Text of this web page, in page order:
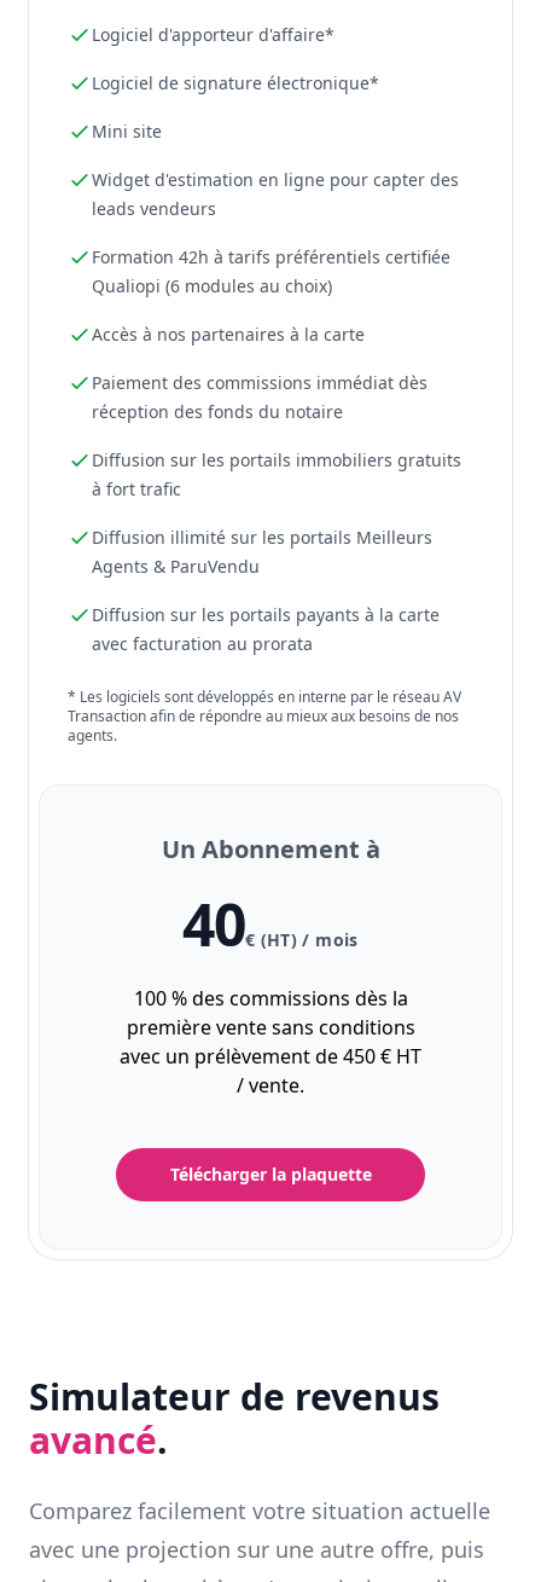
Logiciel d'apporteur d'affaire*
Logiciel de signature électronique*
Mini site
Widget d'estimation en ligne pour capter des
leads vendeurs
Formation 42h à tarifs préférentiels certifiée
Qualiopi (6 modules au choix)
Accès à nos partenaires à la carte
Paiement des commissions immédiat dès
réception des fonds du notaire
Diffusion sur les portails immobiliers gratuits
à fort trafic
Diffusion illimité sur les portails Meilleurs
Agents & ParuVendu
Diffusion sur les portails payants à la carte
avec facturation au prorata
* Les logiciels sont développés en interne par le réseau AV
Transaction afin de répondre au mieux aux besoins de nos
agents.
Un Abonnement à
40€ (HT) / mois
100 % des commissions dès la
première vente sans conditions
avec un prélèvement de 450 € HT
/ vente.
Télécharger la plaquette
Simulateur de revenus
avancé.
Comparez facilement votre situation actuelle
avec une projection sur une autre offre, puis